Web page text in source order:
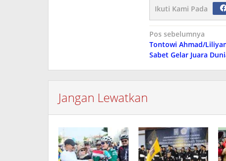
Ikuti Kami Pada
Navigasi
pos
Pos sebelumnya
Tontowi Ahmad/
Sabet Gelar Juara
Jangan Lewatkan